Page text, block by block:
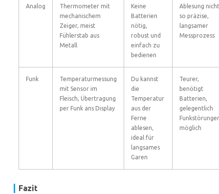
Analog
Thermometer mit
mechanischem
Zeiger, meist
Fühlerstab aus
Metall
Keine
Batterien
nötig,
robust und
einfach zu
bedienen
Ablesung nicht
so präzise,
langsamer
Messprozess
Funk
Temperaturmessung
mit Sensor im
Fleisch, Übertragung
per Funk ans Display
Du kannst
die
Temperatur
aus der
Ferne
ablesen,
ideal für
langsames
Garen
Teurer,
benötigt
Batterien,
gelegentlich
möglich
Fazit